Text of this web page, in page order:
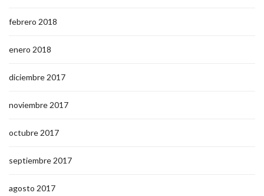
febrero 2018
enero 2018
diciembre 2017
noviembre 2017
octubre 2017
septiembre 2017
agosto 2017